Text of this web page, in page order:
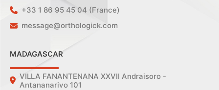
+33 1 86 95 45 04 (France)
message@orthologick.com
MADAGASCAR
VILLA FANANTENANA XXVII Andraisoro -
Antananarivo 101